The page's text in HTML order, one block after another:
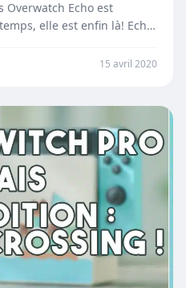
Overwatch Echo est
elle est enfin là! Echo
15 avril 2020